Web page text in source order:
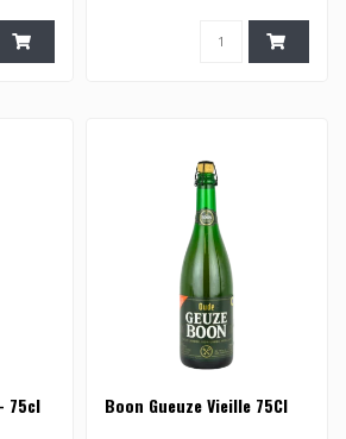
75cl Boon Gueuze Vieille 75Cl